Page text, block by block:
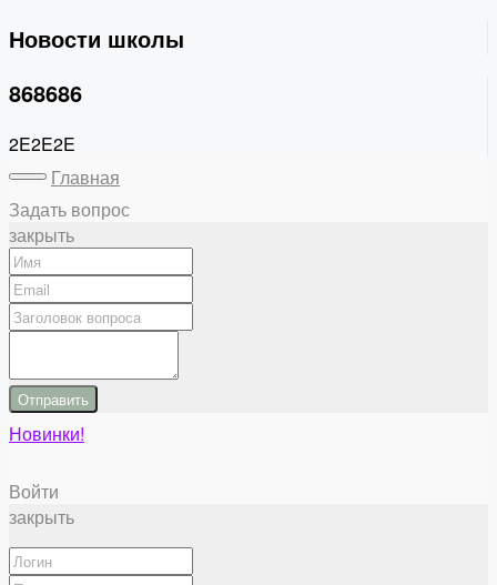
Новости школы
868686
2E2E2E
Главная
Задать вопрос
закрыть
Отправить
Новинки!
Войти
закрыть